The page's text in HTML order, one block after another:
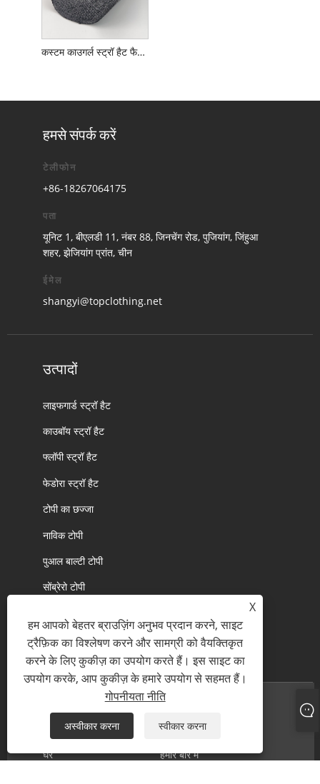
कस्टम काउगर्ल स्ट्रॉ हैट फैक्ट्री
हमसे संपर्क करें
टेलीफोन
+86-18267064175
पता
यूनिट 1, बीएलडी 11, नंबर 88, जिनचेंग रोड, पुजियांग, जिंहुआ
शहर, झेजियांग प्रांत, चीन
ईमेल
shangyi@topclothing.net
उत्पादों
लाइफगार्ड स्ट्रॉ हैट
काउबॉय स्ट्रॉ हैट
फ्लॉपी स्ट्रॉ हैट
फेडोरा स्ट्रॉ हैट
टोपी का छज्जा
नाविक टोपी
पुआल बाल्टी टोपी
सोंब्रेरो टोपी
घर
हमारे बारे में
X
हम आपको बेहतर ब्राउज़िंग अनुभव प्रदान करने, साइट
ट्रैफ़िक का विश्लेषण करने और सामग्री को वैयक्तिकृत
करने के लिए कुकीज़ का उपयोग करते हैं। इस साइट का
उपयोग करके, आप कुकीज़ के हमारे उपयोग से सहमत हैं।
गोपनीयता नीति
अस्वीकार करना स्वीकार करना